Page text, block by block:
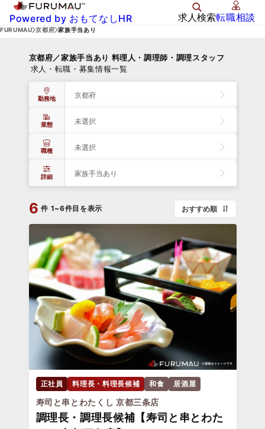
Powered by おもてなしHR 求人検索転職相談
FURUMAU 京都府 家族手当あり
京都府／家族手当あり 料理人・調理師・調理スタッフ
求人・転職・募集情報一覧
勤務地 京都府
業態 未選択
職種 未選択
詳細 家族手当あり
6 件 1~6件目を表示 おすすめ順
正社員 料理長・料理長候補 和食 居酒屋
寿司と串とわたくし 京都三条店
調理長・調理長候補【寿司と串とわた